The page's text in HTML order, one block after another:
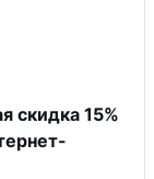
скидка 15%